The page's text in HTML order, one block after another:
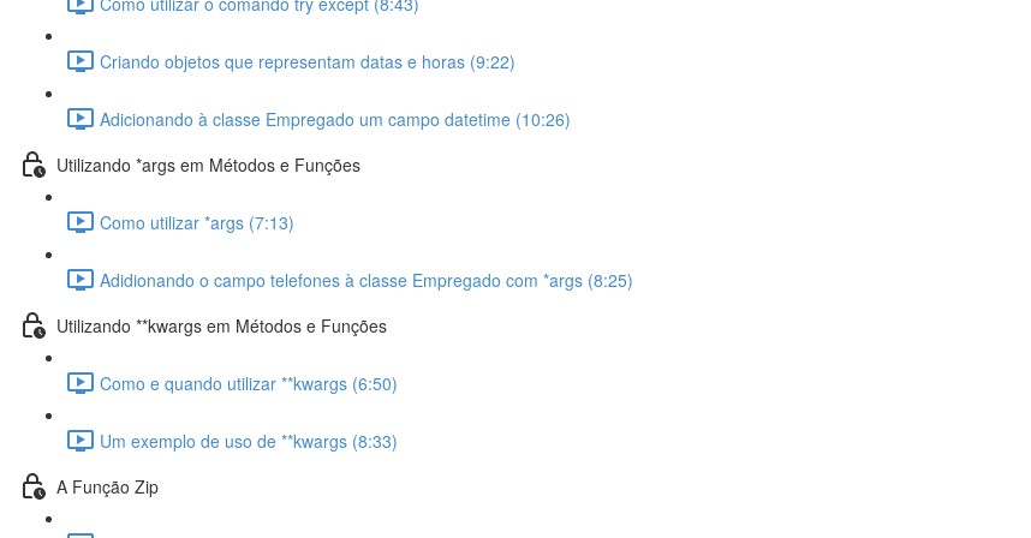
Criando objetos que representam datas e horas (9:22)
Adicionando à classe Empregado um campo datetime (10:26)
Utilizando *args em Métodos e Funções
Como utilizar *args (7:13)
Adidionando o campo telefones à classe Empregado com *args (8:25)
Utilizando **kwargs em Métodos e Funções
Como e quando utilizar **kwargs (6:50)
Um exemplo de uso de **kwargs (8:33)
A Função Zip